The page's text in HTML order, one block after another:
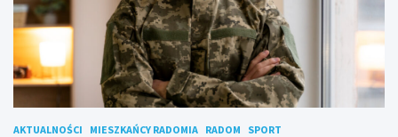
AKTUALNOŚCI MIESZKAŃCY RADOMIA RADOM SPORT